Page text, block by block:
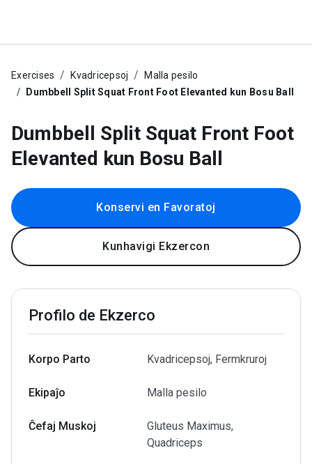
Exercises Kvadricepsoj
Malla pesilo
Dumbbell Split Squat Front Foot Elevanted kun Bosu Ball
Dumbbell Split Squat Front Foot
Elevanted kun Bosu Ball
Konservi en Favoratoj
Kunhavigi Ekzercon
Profilo de Ekzerco
Korpo Parto Kvadricepsoj, Fermkruroj
Ekipaĵo Malla pesilo
Ĉefaj Muskoj
Gluteus Maximus,
Quadriceps